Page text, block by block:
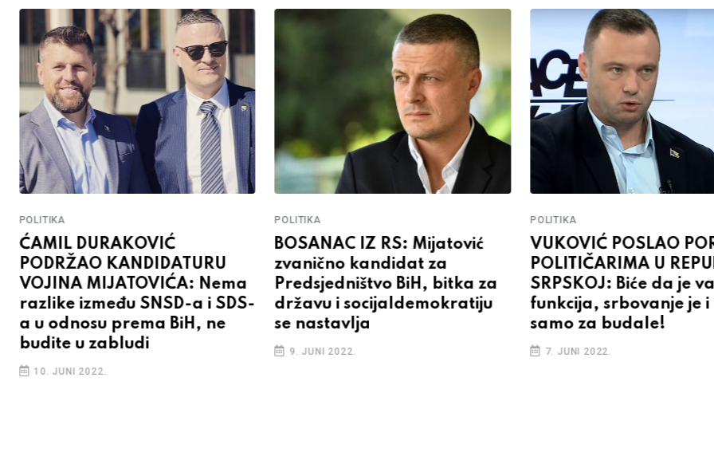
POLITIKA
ĆAMIL DURAKOVIĆ
PODRŽAO KANDIDATURU
VOJINA MIJATOVIĆA: Nema
razlike između SNSD-a i SDS-
a u odnosu prema BiH, ne
budite u zabludi
10. JUNI 2022.
POLITIKA
BOSANAC IZ RS: Mijatović
zvanično kandidat za
Predsjedništvo BiH, bitka za
državu i socijaldemokratiju
se nastavlja
9. JUNI 2022.
POLITIKA
VUKOVIĆ POSLAO
POLITIČARIMA U
SRPSKOJ: Biće da je
funkcija, srbovanje je i
samo za budale!
7. JUNI 2022.